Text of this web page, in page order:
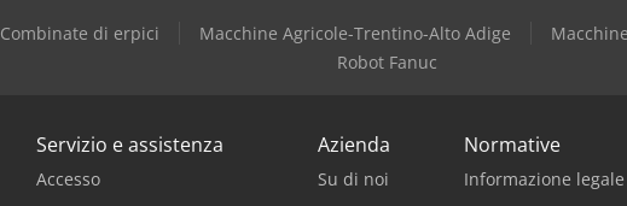
Combinate di erpici Macchine Agricole-Trentino-Alto Adige
Robot Fanuc
Servizio e assistenza
Accesso
Azienda
Su di noi
Normative
Informazione legale